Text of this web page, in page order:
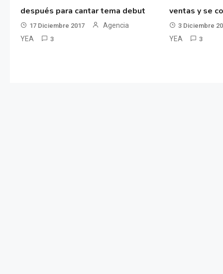
después para cantar tema debut
17 Diciembre 2017
Agencia
YEA
3
ventas y se
3 Diciembre
YEA
3